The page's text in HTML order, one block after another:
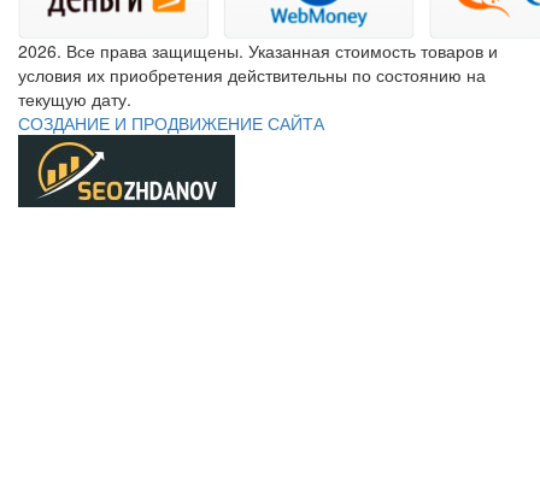
2026. Все права защищены. Указанная стоимость товаров и
условия их приобретения действительны по состоянию на
текущую дату.
СОЗДАНИЕ И ПРОДВИЖЕНИЕ САЙТА